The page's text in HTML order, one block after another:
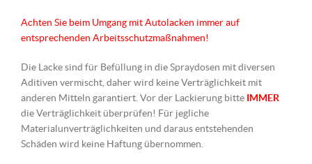
Achten Sie beim Umgang mit Autolacken immer auf
entsprechenden Arbeitsschutzmaßnahmen!
Die Lacke sind für Befüllung in die Spraydosen mit diversen
Aditiven vermischt, daher wird keine Verträglichkeit mit
anderen Mitteln garantiert. Vor der Lackierung bitte IMMER
die Verträglichkeit überprüfen! Für jegliche
Materialunverträglichkeiten und daraus entstehenden
Schäden wird keine Haftung übernommen.